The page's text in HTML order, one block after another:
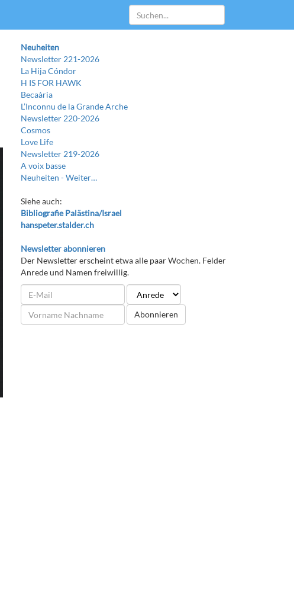
Neuheiten
Newsletter 221-2026
La Hija Cóndor
H IS FOR HAWK
Becaària
L’Inconnu de la Grande Arche
Newsletter 220-2026
Cosmos
Love Life
Newsletter 219-2026
A voix basse
Neuheiten -Weiter…
Siehe auch:
Bibliografie Palästina/Israel
hanspeter.stalder.ch
Newsletter abonnieren
Der Newsletter erscheint etwa alle paar Wochen. Felder
Anrede und Namen freiwillig.
Abonnieren